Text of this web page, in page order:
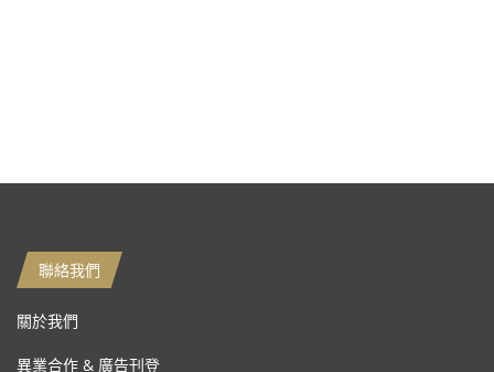
聯絡我們
關於我們
異業合作 & 廣告刊登